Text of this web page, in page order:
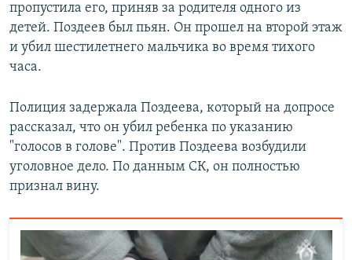
пропустила его, приняв за родителя одного из
детей. Поздеев был пьян. Он прошел на второй этаж
и убил шестилетнего мальчика во время тихого
часа.
Полиция задержала Поздеева, который на допросе
рассказал, что он убил ребенка по указанию
"голосов в голове". Против Поздеева возбудили
уголовное дело. По данным СК, он полностью
признал вину.